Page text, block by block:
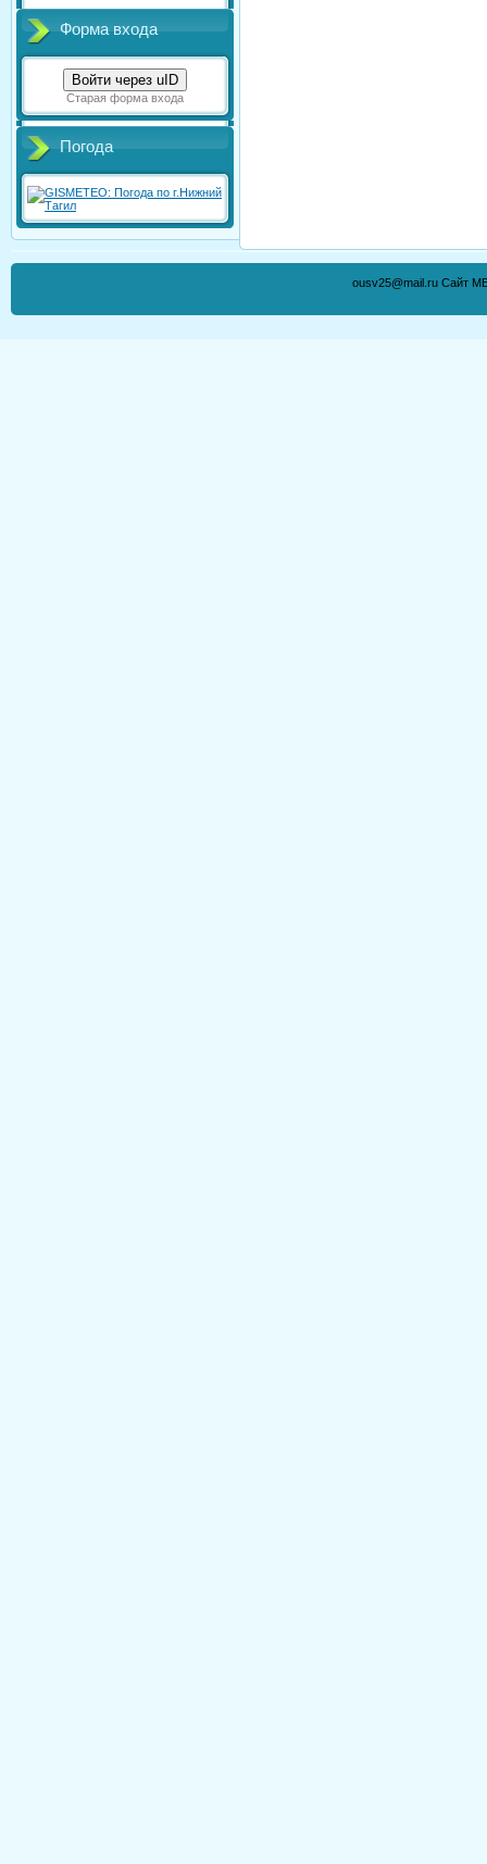
Форма входа
Войти через uID
Старая форма входа
Погода
ousv25@mail.ru Сайт